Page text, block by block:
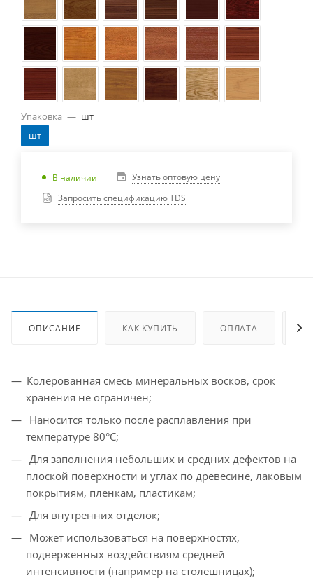
Упаковка — шт
шт
В наличии
Узнать оптовую цену
Запросить спецификацию TDS
ОПИСАНИЕ КАК КУПИТЬ ОПЛАТА
Колерованная смесь минеральных восков, срок
хранения не ограничен;
Наносится только после расплавления при
температуре 80°С;
Для заполнения небольших и средних дефектов на
плоской поверхности и углах по древесине, лаковым
покрытиям, плёнкам, пластикам;
Для внутренних отделок;
Может использоваться на поверхностях,
подверженных воздействиям средней
интенсивности (например на столешницах);